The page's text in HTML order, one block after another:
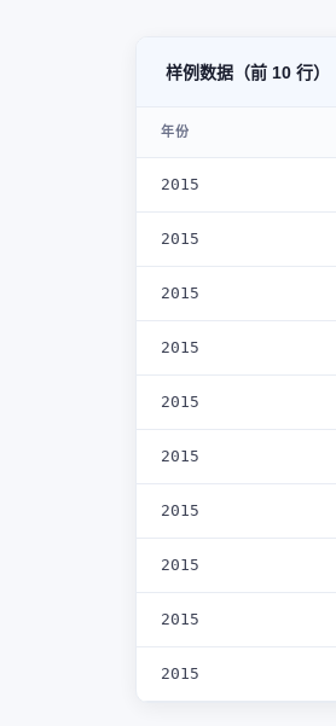
样例数据（前 10 行）
年份
2015
2015
2015
2015
2015
2015
2015
2015
2015
2015